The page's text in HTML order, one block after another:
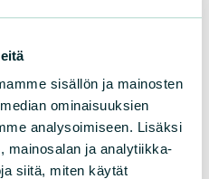
sisällön ja mainosten
ominaisuuksien
analysoimiseen. Lisäksi
mainosalan ja analytiikka-
siitä, miten käytät
Tampere
… 6 7